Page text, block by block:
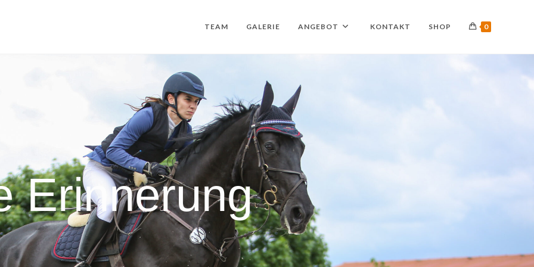
TEAM GALERIE ANGEBOT KONTAKT SHOP 0
Erinnerung